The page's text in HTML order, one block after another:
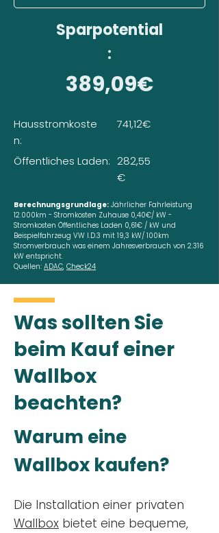
Sparpotential
:
389,09€
Hausstromkoste
n:
Öffentliches Laden:
741,12€
282,55
€
Berechnungsgrundlage: Jährlicher Fahrleistung
12.000km - Stromkosten Zuhause 0,40€/ kW -
Stromkosten Öffentliches Laden 0,61€ / kW und
Beispielfahrzeug VW I.D.3 mit 19,3 kW/ 100km
Stromverbrauch was einem Jahresverbrauch von 2.316
kW entspricht.
Quellen: ADAC, Check24
Was sollten Sie
beim Kauf einer
Wallbox
beachten?
Warum eine
Wallbox kaufen?
Die Installation einer privaten
Wallbox bietet eine bequeme,